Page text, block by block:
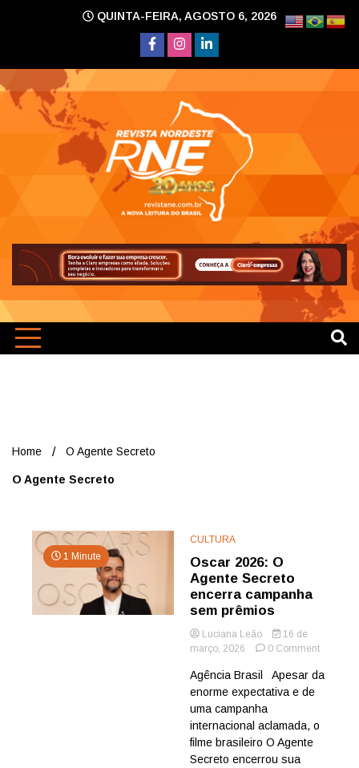
QUINTA-FEIRA, AGOSTO 6, 2026
Home O Agente Secreto
O Agente Secreto
1 Minute
CULTURA
Oscar 2026: O
Agente Secreto
encerra campanha
sem prêmios
Luciana Leão
16 de
março, 2026
0 Commenton
2026:
Agência Brasil Apesar da
enorme expectativa e de
uma campanha
internacional aclamada, o
filme brasileiro O Agente
Secreto encerrou sua